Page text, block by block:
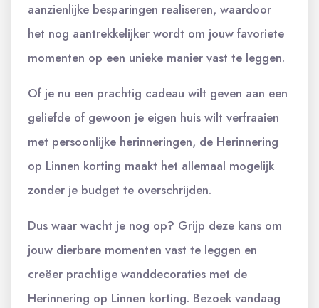
aanzienlijke besparingen realiseren, waardoor
het nog aantrekkelijker wordt om jouw favoriete
momenten op een unieke manier vast te leggen.
Of je nu een prachtig cadeau wilt geven aan een
geliefde of gewoon je eigen huis wilt verfraaien
met persoonlijke herinneringen, de Herinnering
op Linnen korting maakt het allemaal mogelijk
zonder je budget te overschrijden.
Dus waar wacht je nog op? Grijp deze kans om
jouw dierbare momenten vast te leggen en
creëer prachtige wanddecoraties met de
Herinnering op Linnen korting. Bezoek vandaag